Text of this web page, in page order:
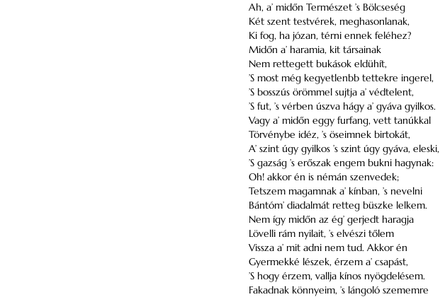
Ah, a’ midőn Természet ’s Bölcseség
Két szent testvérek, meghasonlanak,
Ki fog, ha józan, térni ennek feléhez?
Midőn a’ haramia, kit társainak
Nem rettegett bukások eldühít,
’S most még kegyetlenbb tettekre ingerel,
’S bosszús örömmel sujtja a’ védtelent,
’S fut, ’s vérben úszva hágy a’ gyáva gyilkos.
Vagy a’ midőn eggy furfang, vett tanúkkal
Törvénybe idéz, ’s öseimnek birtokát,
A’ szint úgy gyilkos ’s szint úgy gyáva, eleski,
’S gazság ’s erőszak engem bukni hagynak:
Oh! akkor én is némán szenvedek;
Tetszem magamnak a’ kínban, ’s nevelni
Bántóm’ diadalmát retteg büszke lelkem.
Nem így midőn az ég’ gerjedt haragja
Lövelli rám nyilait, ’s elvészi tőlem
Vissza a’ mit adni nem tud. Akkor én
Gyermekké lészek, érzem a’ csapást,
’S hogy érzem, vallja kínos nyögdelésem.
Fakadnak könnyeim, ’s lángoló szememre